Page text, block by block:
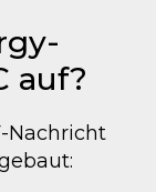
auf?
Nachricht